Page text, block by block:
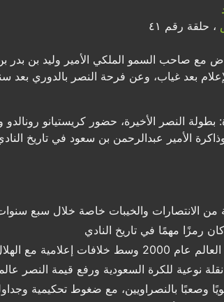
، حلقة رقم ٤١
مع صاحب السمو الملكي الأمير وليد بن بدر
بعد غياب، وعن فرحة النصر بالدوري بعد
النصر الأخيرة، حضور كريستيانو رونالدو
وذاكرة الأمير عبدالرحمن بن سعود في تاريخ
من الانتصارات والخيبات خاصة خلال سبع
رمزًا مهمًا في تاريخ النادي
السعودي لكرة القدم
نوعية للكرة السعودية ورفع قيمة النصر
وصعبًا بالنصراويين، مع ضغوط تحكيمية